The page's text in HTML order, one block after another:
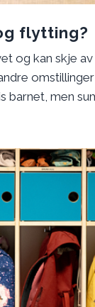
flytting?
og kan skje
barnet, men